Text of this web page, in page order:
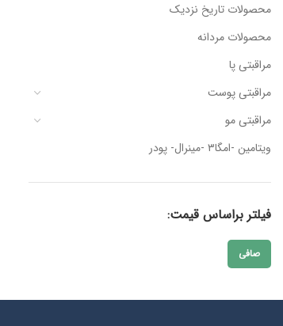
محصولات تاریخ نزدیک
محصولات مردانه
مراقبتی پا
مراقبتی پوست
مراقبتی مو
ویتامین -امگا۳ -مینرال- پودر
فیلتر براساس قیمت:
حداقل
حداكثر
صافی